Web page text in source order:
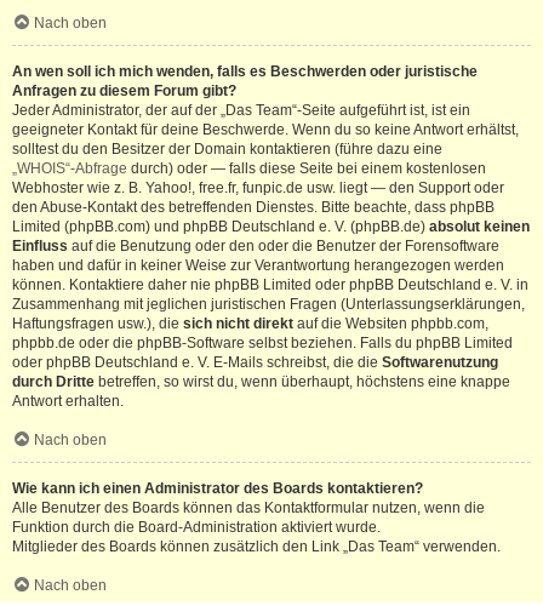
Nach oben
An wen soll ich mich wenden, falls es Beschwerden oder juristische
Anfragen zu diesem Forum gibt?
Jeder Administrator, der auf der „Das Team“-Seite aufgeführt ist, ist ein
geeigneter Kontakt für deine Beschwerde. Wenn du so keine Antwort erhältst,
solltest du den Besitzer der Domain kontaktieren (führe dazu eine
„WHOIS“-Abfrage durch) oder — falls diese Seite bei einem kostenlosen
Webhoster wie z. B. Yahoo!, free.fr, funpic.de usw. liegt — den Support oder
den Abuse-Kontakt des betreffenden Dienstes. Bitte beachte, dass phpBB
Limited (phpBB.com) und phpBB Deutschland e. V. (phpBB.de) absolut keinen
Einfluss auf die Benutzung oder den oder die Benutzer der Forensoftware
haben und dafür in keiner Weise zur Verantwortung herangezogen werden
können. Kontaktiere daher nie phpBB Limited oder phpBB Deutschland e. V. in
Zusammenhang mit jeglichen juristischen Fragen (Unterlassungserklärungen,
Haftungsfragen usw.), die sich nicht direkt auf die Websiten phpbb.com,
phpbb.de oder die phpBB-Software selbst beziehen. Falls du phpBB Limited
oder phpBB Deutschland e. V. E-Mails schreibst, die die Softwarenutzung
durch Dritte betreffen, so wirst du, wenn überhaupt, höchstens eine knappe
Antwort erhalten.
Nach oben
Wie kann ich einen Administrator des Boards kontaktieren?
Alle Benutzer des Boards können das Kontaktformular nutzen, wenn die
Funktion durch die Board-Administration aktiviert wurde.
Mitglieder des Boards können zusätzlich den Link „Das Team“ verwenden.
Nach oben